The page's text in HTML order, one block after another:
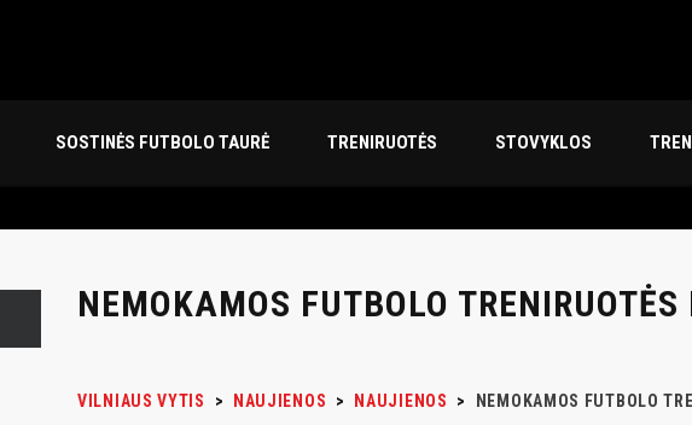
SOSTINĖS FUTBOLO TAURĖ TRENIRUOTĖS STOVYKLOS
NEMOKAMOS FUTBOLO
VILNIAUS VYTIS > NAUJIENOS > NAUJIENOS > NEMOKAMOS FUTBOLO